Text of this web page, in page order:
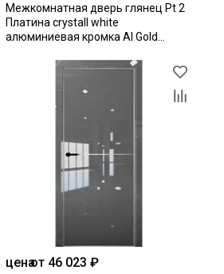
Межкомнатная дверь глянец Pt 2
Платина crystall white
алюминиевая кромка Al Gold
ценаот 46 023 ₽